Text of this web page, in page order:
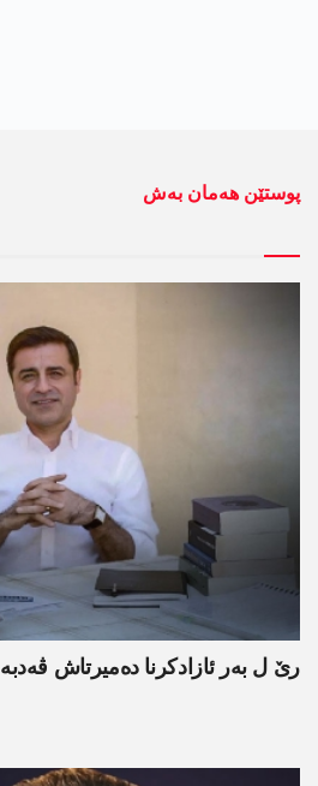
پوستێن ھەمان بەش
رێ ل بەر ئازادکرنا دەمیرتاش ڤەدبە